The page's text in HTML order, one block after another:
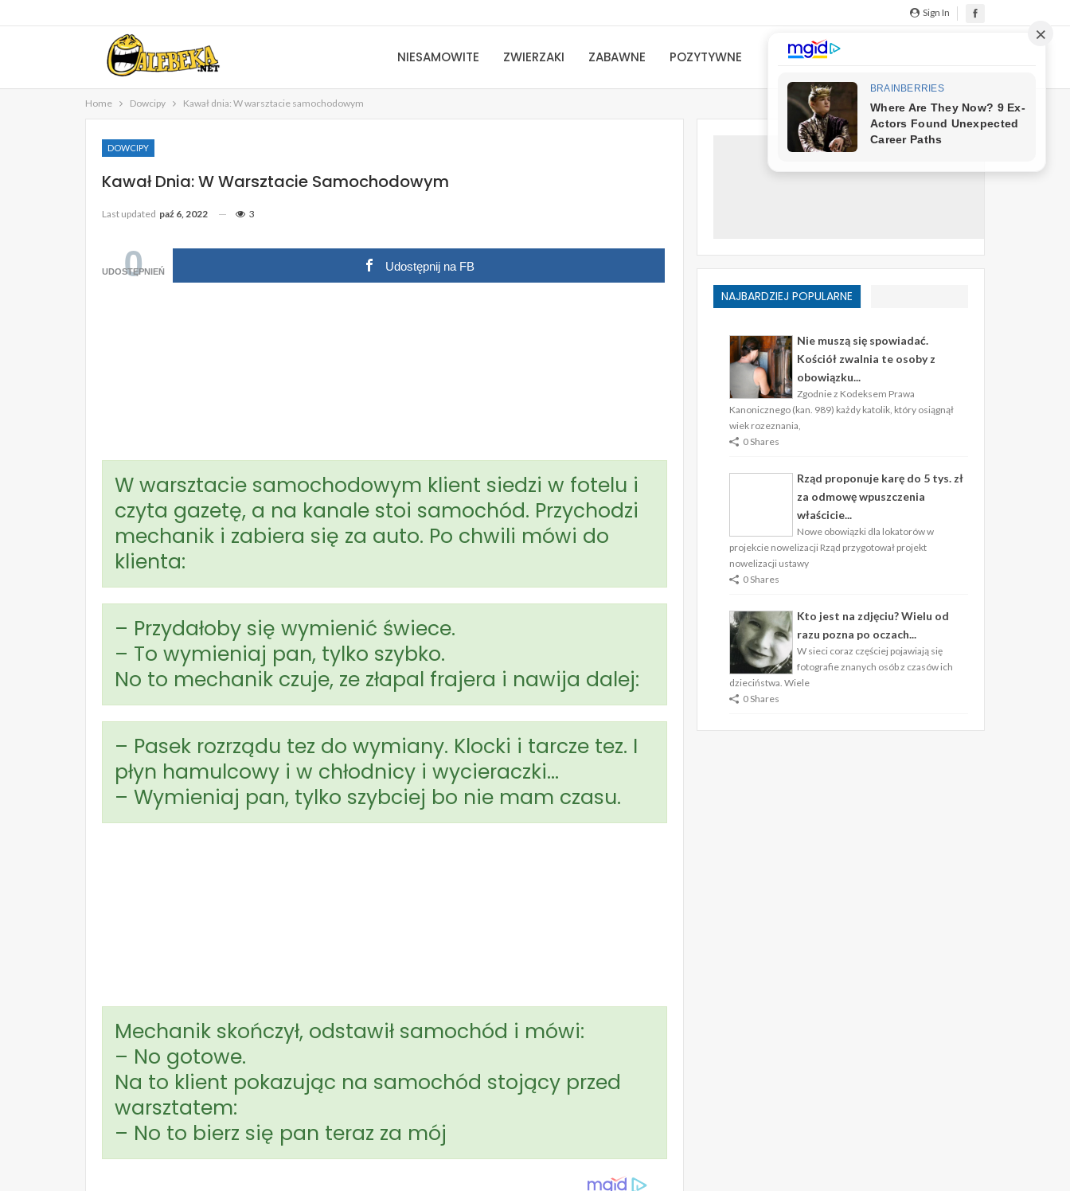
Sign In
NIESAMOWITE ZWIERZAKI ZABAWNE POZYTYWNE
Home Dowcipy Kawał dnia: W warsztacie samochodowym
DOWCIPY
Kawał Dnia: W Warsztacie Samochodowym
Last updated paź 6, 2022 3
0
UDOSTĘPNIEŃ Udostępnij na FB
W warsztacie samochodowym klient siedzi w fotelu i
czyta gazetę, a na kanale stoi samochód. Przychodzi
mechanik i zabiera się za auto. Po chwili mówi do
klienta:
– Przydałoby się wymienić świece.
– To wymieniaj pan, tylko szybko.
No to mechanik czuje, ze złapal frajera i nawija dalej:
– Pasek rozrządu tez do wymiany. Klocki i tarcze tez. I
płyn hamulcowy i w chłodnicy i wycieraczki…
– Wymieniaj pan, tylko szybciej bo nie mam czasu.
Mechanik skończył, odstawił samochód i mówi:
– No gotowe.
Na to klient pokazując na samochód stojący przed
warsztatem:
– No to bierz się pan teraz za mój
NAJBARDZIEJ POPULARNE
Nie muszą się spowiadać.
Kościół zwalnia te osoby z
obowiązku...
Zgodnie z Kodeksem Prawa
Kanonicznego (kan. 989) każdy katolik, który osiągnął
wiek rozeznania,
0 Shares
Rząd proponuje karę do 5 tys. zł
za odmowę wpuszczenia
właścicie...
Nowe obowiązki dla lokatorów w
projekcie nowelizacji Rząd przygotował projekt
nowelizacji ustawy
0 Shares
Kto jest na zdjęciu? Wielu od
razu pozna po oczach...
W sieci coraz częściej pojawiają się
fotografie znanych osób z czasów ich
dzieciństwa. Wiele
0 Shares